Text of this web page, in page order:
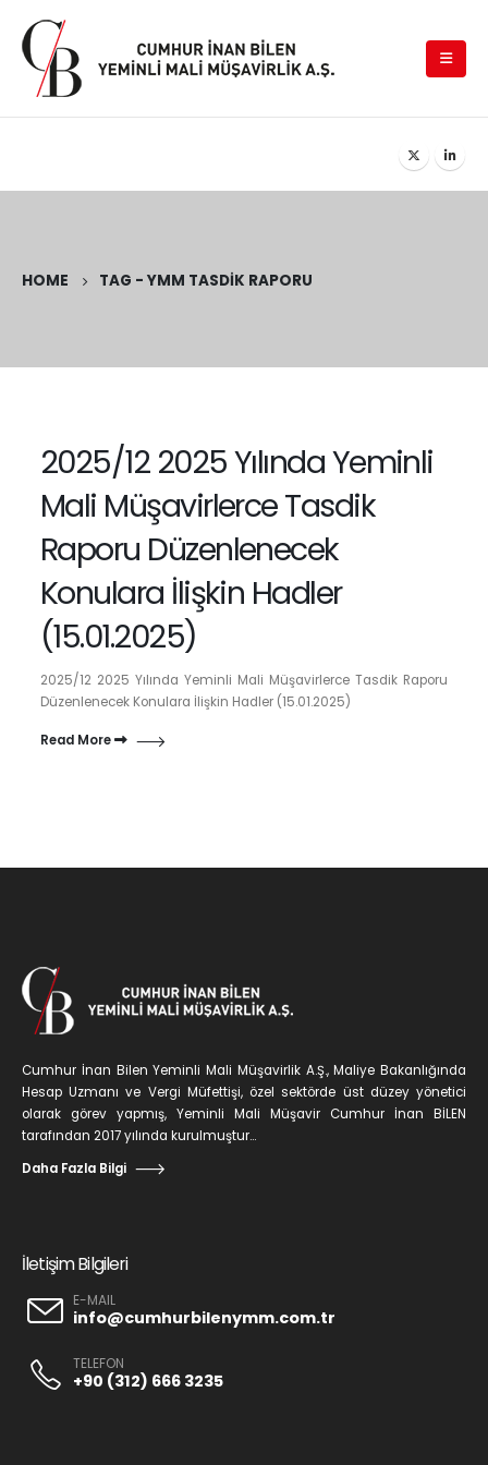
HOME TAG - YMM TASDIK RAPORU
2025/12 2025 Yılında Yeminli
Mali Müşavirlerce Tasdik
Raporu Düzenlenecek
Konulara İlişkin Hadler
(15.01.2025)
2025/12 2025 Yılında Yeminli Mali Müşavirlerce Tasdik Raporu
Düzenlenecek Konulara İlişkin Hadler (15.01.2025)
Read More
Cumhur İnan Bilen Yeminli Mali Müşavirlik A.Ş., Maliye Bakanlığında
Hesap Uzmanı ve Vergi Müfettişi, özel sektörde üst düzey yönetici
olarak görev yapmış, Yeminli Mali Müşavir Cumhur İnan BİLEN
tarafından 2017 yılında kurulmuştur...
Daha Fazla Bilgi
İletişim Bilgileri
E-MAIL
info@cumhurbilenymm.com.tr
TELEFON
+90 (312) 666 3235